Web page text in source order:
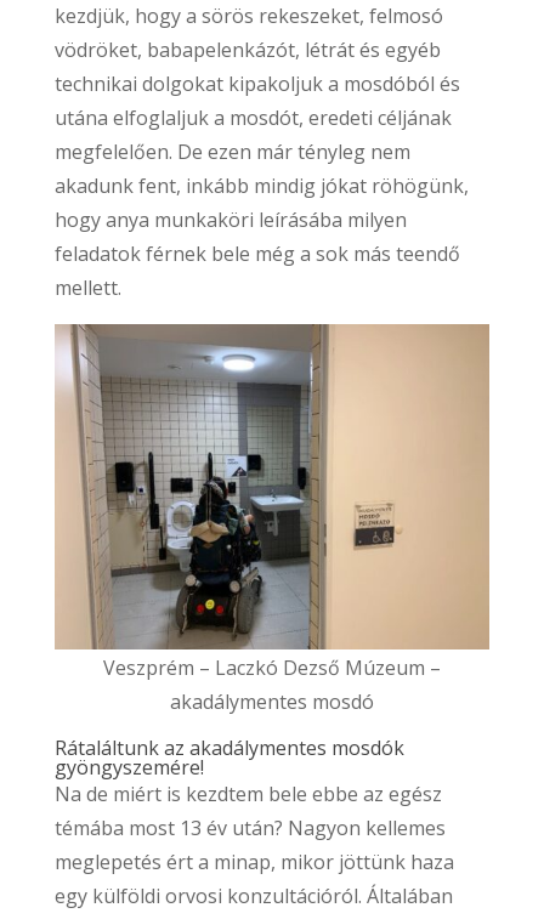
kezdjük, hogy a sörös rekeszeket, felmosó
vödröket, babapelenkázót, létrát és egyéb
technikai dolgokat kipakoljuk a mosdóból és
utána elfoglaljuk a mosdót, eredeti céljának
megfelelően. De ezen már tényleg nem
akadunk fent, inkább mindig jókat röhögünk,
hogy anya munkaköri leírásába milyen
feladatok férnek bele még a sok más teendő
mellett.
Veszprém – Laczkó Dezső Múzeum –
akadálymentes mosdó
Rátaláltunk az akadálymentes mosdók
gyöngyszemére!
Na de miért is kezdtem bele ebbe az egész
témába most 13 év után? Nagyon kellemes
meglepetés ért a minap, mikor jöttünk haza
egy külföldi orvosi konzultációról. Általában